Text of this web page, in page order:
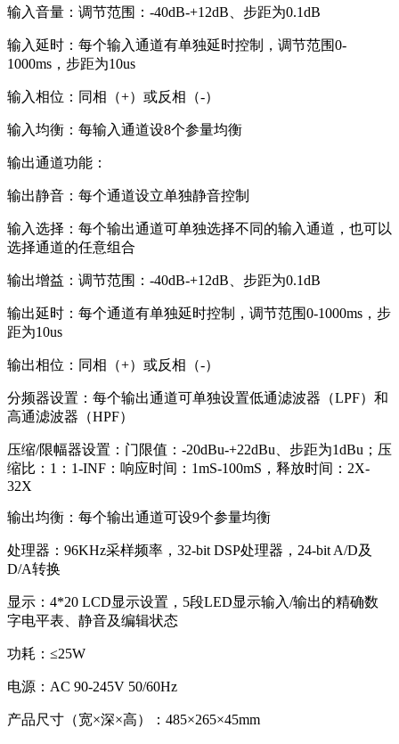
输入音量：调节范围：-40dB-+12dB、步距为0.1dB
输入延时：每个输入通道有单独延时控制，调节范围0-
1000ms，步距为10us
输入相位：同相（+）或反相（-）
输入均衡：每输入通道设8个参量均衡
输出通道功能：
输出静音：每个通道设立单独静音控制
输入选择：每个输出通道可单独选择不同的输入通道，也可以
选择通道的任意组合
输出增益：调节范围：-40dB-+12dB、步距为0.1dB
输出延时：每个通道有单独延时控制，调节范围0-1000ms，步
距为10us
输出相位：同相（+）或反相（-）
分频器设置：每个输出通道可单独设置低通滤波器（LPF）和
高通滤波器（HPF）
压缩/限幅器设置：门限值：-20dBu-+22dBu、步距为1dBu；压
缩比：1：1-INF：响应时间：1mS-100mS，释放时间：2X-
32X
输出均衡：每个输出通道可设9个参量均衡
处理器：96KHz采样频率，32-bit DSP处理器，24-bit A/D及
D/A转换
显示：4*20 LCD显示设置，5段LED显示输入/输出的精确数
字电平表、静音及编辑状态
功耗：≤25W
电源：AC 90-245V 50/60Hz
产品尺寸（宽×深×高）：485×265×45mm